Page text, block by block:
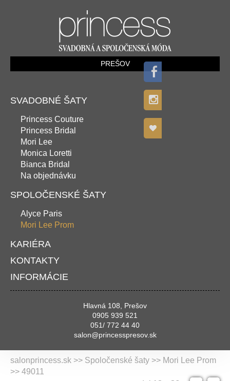
PREŠOV
SVADOBNÉ ŠATY
Princess Couture
Princess Bridal
Mori Lee
Monica Loretti
Bianca Bridal
Na objednávku
SPOLOČENSKÉ ŠATY
Alyce Paris
Mori Lee Prom
KARIÉRA
KONTAKTY
INFORMÁCIE
Hlavná 108, Prešov
0905 939 521
051/ 772 44 40
salon@princesspresov.sk
salonprincess.sk >> Spoločenské šaty >> Mori Lee Prom
>> 49011